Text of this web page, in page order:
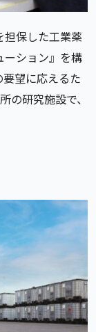
保した工業薬
ーション』を構
望に応えるた
の研究施設で、